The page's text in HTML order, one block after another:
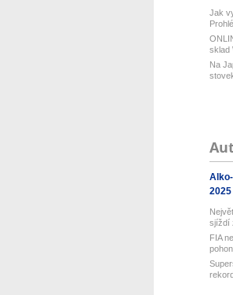
Jak
sklad
Na
2025
sjíždí
FIA